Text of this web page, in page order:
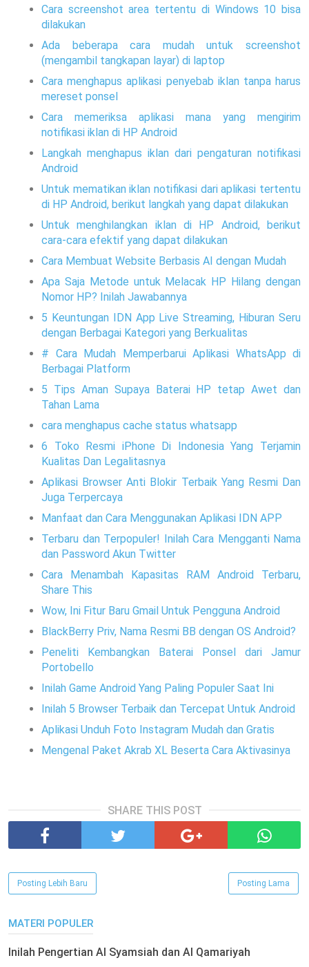
Cara screenshot area tertentu di Windows 10 bisa
dilakukan
Ada beberapa cara mudah untuk screenshot
(mengambil tangkapan layar) di laptop
Cara menghapus aplikasi penyebab iklan tanpa harus
mereset ponsel
Cara memeriksa aplikasi mana yang mengirim
notifikasi iklan di HP Android
Langkah menghapus iklan dari pengaturan notifikasi
Android
Untuk mematikan iklan notifikasi dari aplikasi tertentu
di HP Android, berikut langkah yang dapat dilakukan
Untuk menghilangkan iklan di HP Android, berikut
cara-cara efektif yang dapat dilakukan
Cara Membuat Website Berbasis AI dengan Mudah
Apa Saja Metode untuk Melacak HP Hilang dengan
Nomor HP? Inilah Jawabannya
5 Keuntungan IDN App Live Streaming, Hiburan Seru
dengan Berbagai Kategori yang Berkualitas
# Cara Mudah Memperbarui Aplikasi WhatsApp di
Berbagai Platform
5 Tips Aman Supaya Baterai HP tetap Awet dan
Tahan Lama
cara menghapus cache status whatsapp
6 Toko Resmi iPhone Di Indonesia Yang Terjamin
Kualitas Dan Legalitasnya
Aplikasi Browser Anti Blokir Terbaik Yang Resmi Dan
Juga Terpercaya
Manfaat dan Cara Menggunakan Aplikasi IDN APP
Terbaru dan Terpopuler! Inilah Cara Mengganti Nama
dan Password Akun Twitter
Cara Menambah Kapasitas RAM Android Terbaru,
Share This
Wow, Ini Fitur Baru Gmail Untuk Pengguna Android
BlackBerry Priv, Nama Resmi BB dengan OS Android?
Peneliti Kembangkan Baterai Ponsel dari Jamur
Portobello
Inilah Game Android Yang Paling Populer Saat Ini
Inilah 5 Browser Terbaik dan Tercepat Untuk Android
Aplikasi Unduh Foto Instagram Mudah dan Gratis
Mengenal Paket Akrab XL Beserta Cara Aktivasinya
SHARE THIS POST
Posting Lebih Baru Posting Lama
MATERI POPULER
Inilah Pengertian Al Syamsiah dan Al Qamariyah